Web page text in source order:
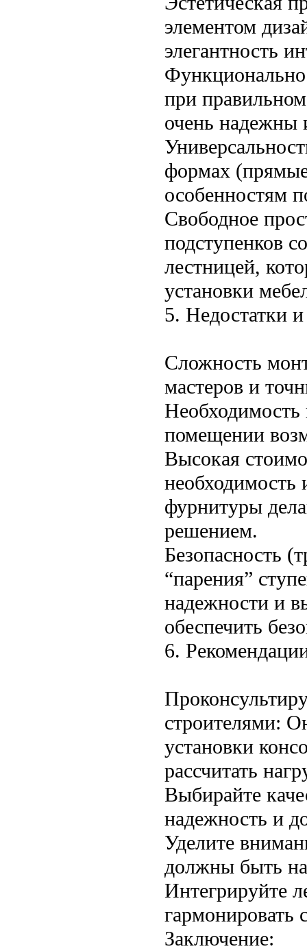
элементом
элегантность
при
очень надежны
формах
особенностям
Свободное
подступенков
лестницей,
установки
5. Недостатки
Сложность
мастеров и
помещении
Высокая
необходимость
фурнитуры
решением.
Безопасность
“парения”
надежности и
обеспечить
6.
строителями:
установки
рассчитать
Выбирайте
надежность и
Уделите
должны быть
Интегрируйте
гармонировать
Заключение: